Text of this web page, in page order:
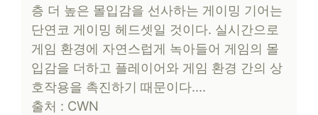
층 더 높은 몰입감을 선사하는 게이밍 기어는
단연코 게이밍 헤드셋일 것이다. 실시간으로
게임 환경에 자연스럽게 녹아들어 게임의 몰
입감을 더하고 플레이어와 게임 환경 간의 상
호작용을 촉진하기 때문이다….
출처 : CWN